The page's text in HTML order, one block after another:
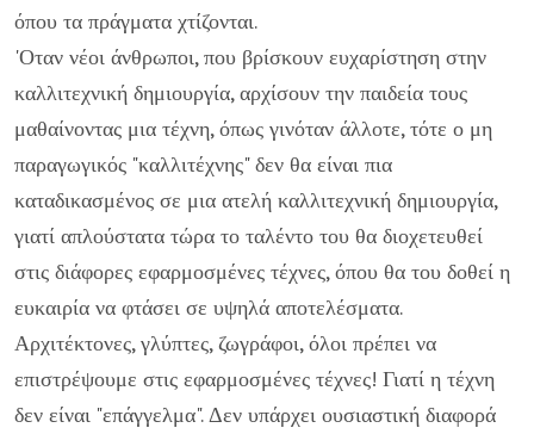
όπου τα πράγματα χτίζονται.
'Οταν νέοι άνθρωποι, που βρίσκουν ευχαρίστηση στην
καλλιτεχνική δημιουργία, αρχίσουν την παιδεία τους
μαθαίνοντας μια τέχνη, όπως γινόταν άλλοτε, τότε ο μη
παραγωγικός "καλλιτέχνης" δεν θα είναι πια
καταδικασμένος σε μια ατελή καλλιτεχνική δημιουργία,
γιατί απλούστατα τώρα το ταλέντο του θα διοχετευθεί
στις διάφορες εφαρμοσμένες τέχνες, όπου θα του δοθεί η
ευκαιρία να φτάσει σε υψηλά αποτελέσματα.
Αρχιτέκτονες, γλύπτες, ζωγράφοι, όλοι πρέπει να
επιστρέψουμε στις εφαρμοσμένες τέχνες! Γιατί η τέχνη
δεν είναι "επάγγελμα". Δεν υπάρχει ουσιαστική διαφορά